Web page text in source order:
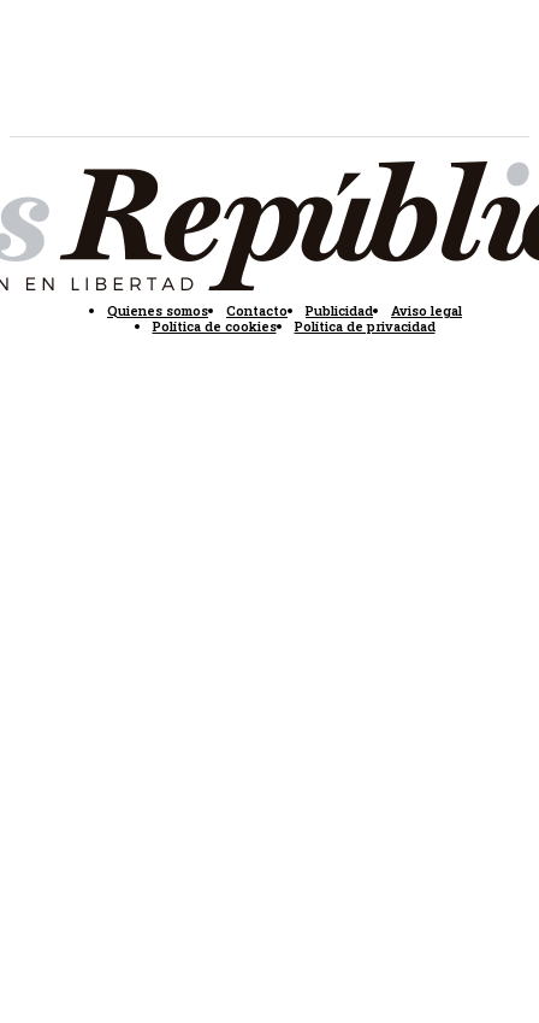
Quienes somos Contacto Publicidad
Aviso legal
Política de cookies
Política de privacidad